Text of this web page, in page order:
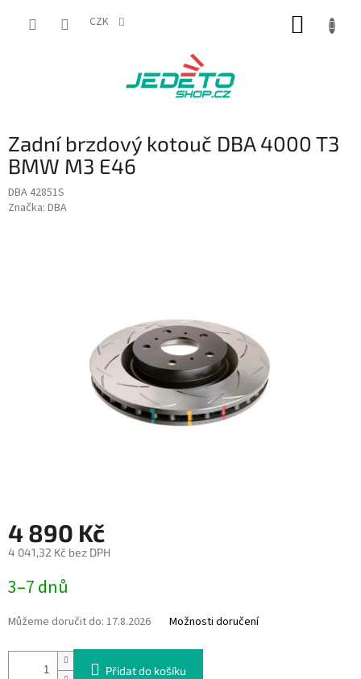
CZK
Zadní brzdový kotouč DBA 4000 T3
BMW M3 E46
DBA 42851S
Značka: DBA
4 890 Kč
4 041,32 Kč bez DPH
cena:
3–7 dnů
Můžeme doručit do: 17.8.2026 Možnosti doručení
Přidat do košíku